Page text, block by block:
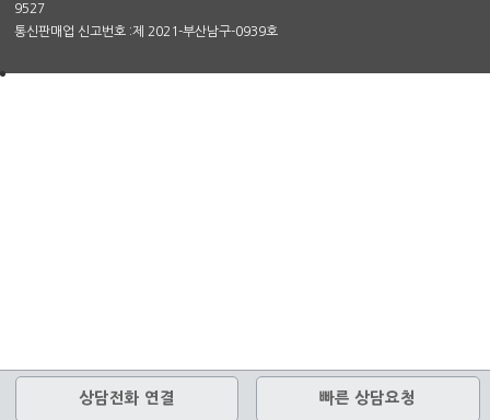
9527
통신판매업 신고번호 :제 2021-부산남구-0939호
상담전화 연결 빠른 상담요청